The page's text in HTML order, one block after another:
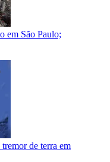
em São Paulo;
de terra em